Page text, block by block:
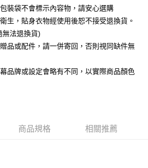
含以上)免運費
含以上)免運費
裝袋不會標示內容物，請安心選購
生，貼身衣物經使用後恕不接受退換貨。
無法退換貨)
品或配件，請一併寄回，否則視同缺件無
品牌或設定會略有不同，以實際商品顏色
商品規格 相關推薦